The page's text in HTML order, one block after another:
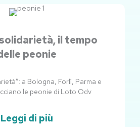
il tempo
peonie
a Bologna, Forlì, Parma e
le peonie di Loto Odv
Leggi di più
Pagina
Pagina
Pagina